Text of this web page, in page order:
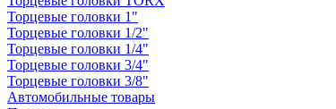
Торцевые головки 1"
Торцевые головки 1/2"
Торцевые головки 1/4"
Торцевые головки 3/4"
Торцевые головки 3/8"
Автомобильные товары